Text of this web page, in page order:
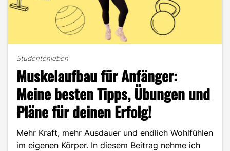
Studentenleben
Muskelaufbau für Anfänger:
Meine besten Tipps, Übungen und
Pläne für deinen Erfolg!
Mehr Kraft, mehr Ausdauer und endlich Wohlfühlen
im eigenen Körper. In diesem Beitrag nehme ich